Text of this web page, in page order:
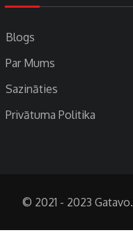
Blogs
Par Mums
Sazināties
Privātuma Politika
© 2021 - 2023